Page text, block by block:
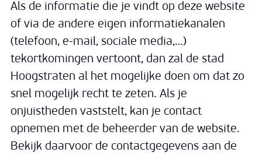
Als de informatie die je vindt op deze website
of via de andere eigen informatiekanalen
(telefoon, e-mail, sociale media,…)
tekortkomingen vertoont, dan zal de stad
Hoogstraten al het mogelijke doen om dat zo
snel mogelijk recht te zeten. Als je
onjuistheden vaststelt, kan je contact
opnemen met de beheerder van de website.
Bekijk daarvoor de contactgegevens aan de